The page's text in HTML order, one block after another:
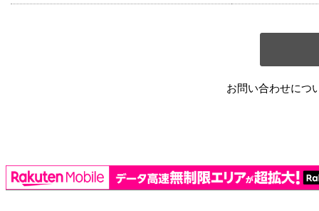
お問い合わせにつ